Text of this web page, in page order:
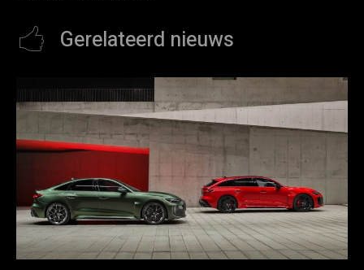
Gerelateerd nieuws